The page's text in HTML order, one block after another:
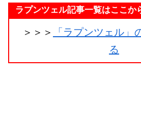
ラプンツェル記事一覧はここか
＞＞＞
「ラプンツェル」
る